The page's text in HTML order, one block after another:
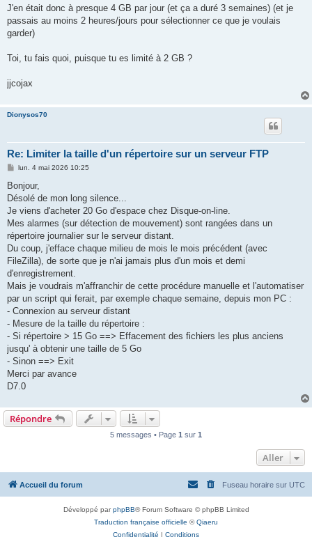
J'en était donc à presque 4 GB par jour (et ça a duré 3 semaines) (et je
passais au moins 2 heures/jours pour sélectionner ce que je voulais
garder)
Toi, tu fais quoi, puisque tu es limité à 2 GB ?
jjcojax
Dionysos70
Re: Limiter la taille d'un répertoire sur un serveur FTP
M
s
a
g
lun. 4 mai 2026 10:25
Bonjour,
Désolé de mon long silence...
Je viens d'acheter 20 Go d'espace chez Disque-on-line.
Mes alarmes (sur détection de mouvement) sont rangées dans un
répertoire journalier sur le serveur distant.
Du coup, j'efface chaque milieu de mois le mois précédent (avec
FileZilla), de sorte que je n'ai jamais plus d'un mois et demi
d'enregistrement.
Mais je voudrais m'affranchir de cette procédure manuelle et l'automatiser
par un script qui ferait, par exemple chaque semaine, depuis mon PC :
- Connexion au serveur distant
- Mesure de la taille du répertoire :
- Si répertoire > 15 Go ==> Effacement des fichiers les plus anciens
jusqu' à obtenir une taille de 5 Go
- Sinon ==> Exit
Merci par avance
D7.0
Répondre
5 messages • Page 1 sur 1
Aller
Accueil du forum Fuseau horaire sur UTC
Développé parphpBB® Forum Software © phpBB Limited
Traduction française officielle ©Qiaeru
Confidentialité | Conditions